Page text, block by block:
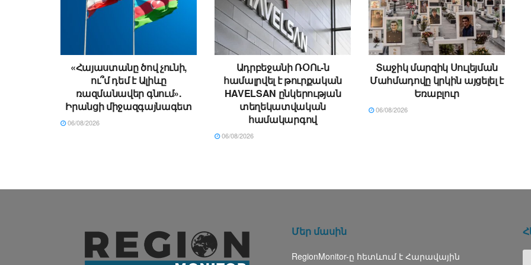
«Հայաստանը ծով չունի,
ու՞մ դեմ է Ալիևը
ռազմանավեր գնում».
Իրանցի միջազգայնագետ
06/08/2026
Ադրբեջանի ՌՕՈւ-ն
համալրվել է թուրքական
HAVELSAN ընկերության
տեղեկատվական
համակարգով
06/08/2026
Տաջիկ մարզիկ Սուլեյման
Մահմադովը կրկին այցելել է
Եռաբլուր
06/08/2026
Մեր մասին
RegionMonitor-ը հետևում է Հարավային